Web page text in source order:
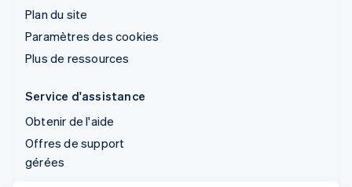
Plan du site
Paramètres des cookies
Plus de ressources
Service d'assistance
Obtenir de l'aide
Offres de support
gérées